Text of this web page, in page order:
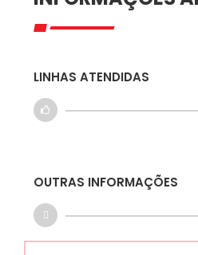
LINHAS ATENDIDAS
OUTRAS INFORMAÇÕES